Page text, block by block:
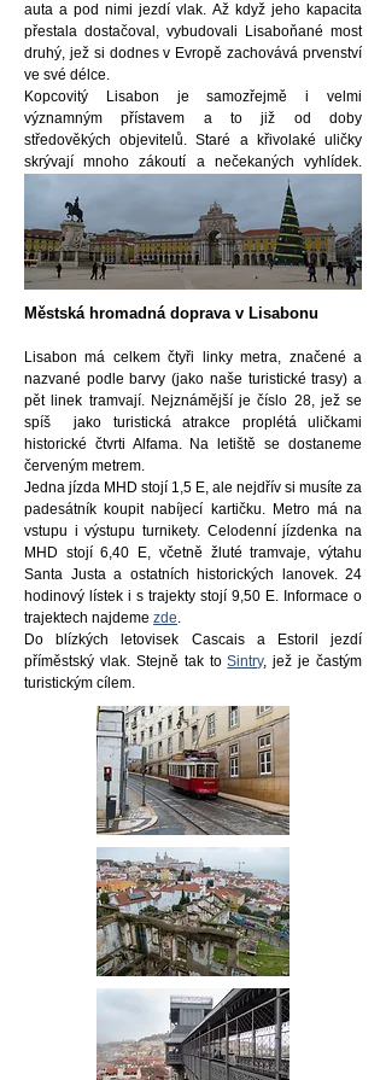
auta a pod nimi jezdí vlak. Až když jeho kapacita
přestala dostačoval, vybudovali Lisaboňané most
druhý, jež si dodnes v Evropě zachovává prvenství
ve své délce.
Kopcovitý Lisabon je samozřejmě i velmi
významným přístavem a to již od doby
středověkých objevitelů. Staré a křivolaké uličky
skrývají mnoho zákoutí a nečekaných vyhlídek.
Současná podoba Lisabonu je významně
ovlivněna velkým zemětřesením v roce 1755, které
srovnalo část města se zemí. Výborným příkladem
následné obnovy je například nábřežní čtvrť Baixa.
Městská hromadná doprava v Lisabonu
Lisabon má celkem čtyři linky metra, značené a
nazvané podle barvy (jako naše turistické trasy) a
pět linek tramvají. Nejznámější je číslo 28, jež se
spíš jako turistická atrakce proplétá uličkami
historické čtvrti Alfama. Na letiště se dostaneme
červeným metrem.
Jedna jízda MHD stojí 1,5 E, ale nejdřív si musíte za
padesátník koupit nabíjecí kartičku. Metro má na
vstupu i výstupu turnikety. Celodenní jízdenka na
MHD stojí 6,40 E, včetně žluté tramvaje, výtahu
Santa Justa a ostatních historických lanovek. 24
hodinový lístek i s trajekty stojí 9,50 E. Informace o
trajektech najdeme zde.
Do blízkých letovisek Cascais a Estoril jezdí
příměstský vlak. Stejně tak toSintry, jež je častým
turistickým cílem.​